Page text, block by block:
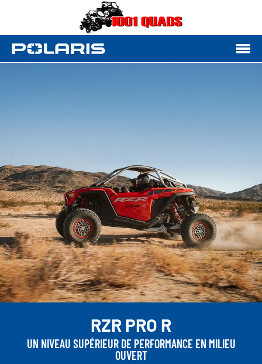
RZR PRO R
UN NIVEAU SUPÉRIEUR DE PERFORMANCE EN MILIEU
OUVERT